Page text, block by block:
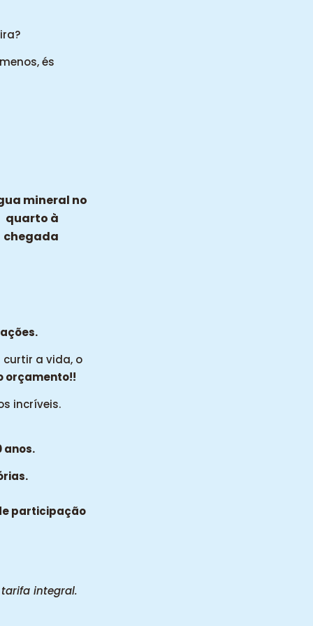
és
mineral no
quarto à
chegada
curtir a vida, o
orçamento!!
incríveis.
anos.
participação
integral.